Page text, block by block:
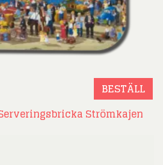
BESTÄLL
Strömkajen